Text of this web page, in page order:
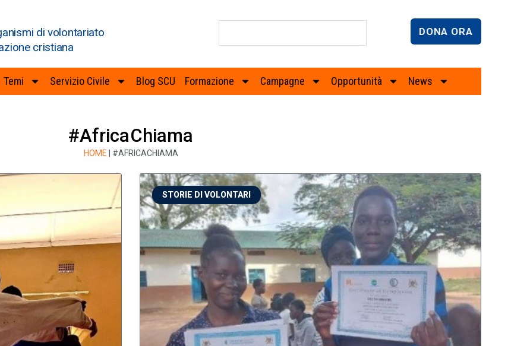
di volontariato
cristiana
DONA ORA
Temi Servizio Civile Blog SCU Formazione Campagne Opportunità News
#AfricaChiama
HOME #AFRICACHIAMA
STORIE DI VOLONTARI